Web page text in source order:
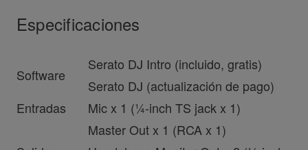
Especificaciones
Software
Serato DJ Intro (incluido, gratis)
Serato DJ (actualización de pago)
Entradas
Mic x 1 (¼-inch TS jack x 1)
Master Out x 1 (RCA x 1)